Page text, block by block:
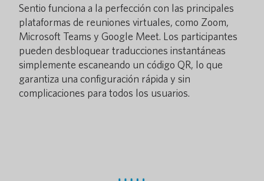
Sentio funciona a la perfección con las principales
plataformas de reuniones virtuales, como Zoom,
Microsoft Teams y Google Meet. Los participantes
pueden desbloquear traducciones instantáneas
simplemente escaneando un código QR, lo que
garantiza una configuración rápida y sin
complicaciones para todos los usuarios.